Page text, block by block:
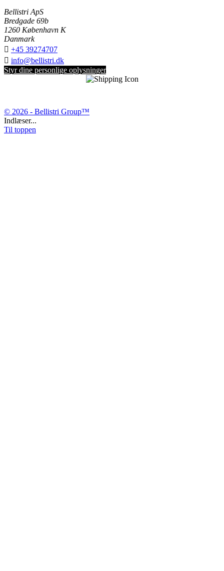
Bellistri ApS
Bredgade 69b
1260 København K
Danmark
 +45 39274707
 info@bellistri.dk
Styr dine personlige oplysninger
© 2026 - Bellistri Group™
Indlæser...
Til toppen